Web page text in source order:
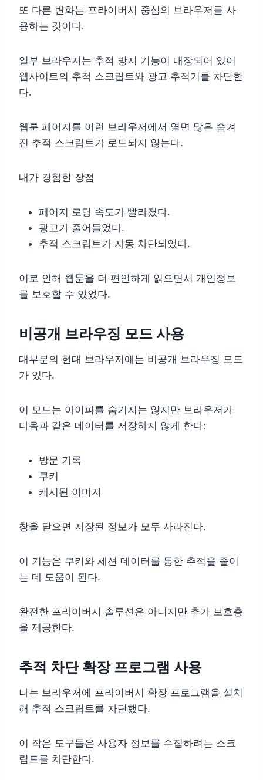
또 다른 변화는 프라이버시 중심의 브라우저를 사
용하는 것이다.
일부 브라우저는 추적 방지 기능이 내장되어 있어
웹사이트의 추적 스크립트와 광고 추적기를 차단한
다.
웹툰 페이지를 이런 브라우저에서 열면 많은 숨겨
진 추적 스크립트가 로드되지 않는다.
내가 경험한 장점
페이지 로딩 속도가 빨라졌다.
광고가 줄어들었다.
추적 스크립트가 자동 차단되었다.
이로 인해 웹툰을 더 편안하게 읽으면서 개인정보
를 보호할 수 있었다.
비공개 브라우징 모드 사용
대부분의 현대 브라우저에는 비공개 브라우징 모드
가 있다.
이 모드는 아이피를 숨기지는 않지만 브라우저가
다음과 같은 데이터를 저장하지 않게 한다:
방문 기록
쿠키
캐시된 이미지
창을 닫으면 저장된 정보가 모두 사라진다.
이 기능은 쿠키와 세션 데이터를 통한 추적을 줄이
는 데 도움이 된다.
완전한 프라이버시 솔루션은 아니지만 추가 보호층
을 제공한다.
추적 차단 확장 프로그램 사용
나는 브라우저에 프라이버시 확장 프로그램을 설치
해 추적 스크립트를 차단했다.
이 작은 도구들은 사용자 정보를 수집하려는 스크
립트를 차단한다.